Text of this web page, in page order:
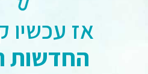
אז עכשיו
החדשות